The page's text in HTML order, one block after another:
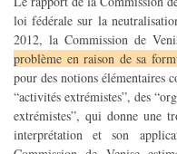
loi fédérale sur la
2012, la Commission de
problème en raison de sa
pour des notions élémentaires
“activités extrémistes”, des
extrémistes”, qui donne une
interprétation et son